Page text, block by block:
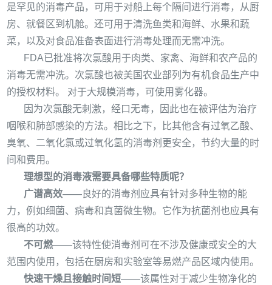
是罕见的消毒产品，可用于对船上每个隔间进行消毒，从厨
房、就餐区到机舱。还可用于清洗鱼类和海鲜、水果和蔬
菜，以及对食品准备表面进行消毒处理而无需冲洗。
FDA已批准将次氯酸用于肉类、家禽、海鲜和农产品的
消毒无需冲洗。次氯酸也被美国农业部列为有机食品生产中
的授权材料。
对于大规模消毒，可使用雾化器。
因为次氯酸无刺激，经口无毒，因此也在被评估为治疗
咽喉和肺部感染的方法。相比之下，比其他含有过氧乙酸、
臭氧、二氧化氯或过氧化氢的消毒剂更安全，节约大量的时
间和费用。
理想型的消毒液需要具备哪些特质呢？
广谱高效—— 良好的消毒剂应具有针对多种生物的能
力，例如细菌、病毒和真菌微生物。它作为抗菌剂也应具有
很高的功效。
不可燃——该特性使消毒剂可在不涉及健康或安全的大
范围内使用，包括在厨房和实验室等易燃产品区域内使用。
快速干燥且接触时间短——该属性对于减少生物净化的